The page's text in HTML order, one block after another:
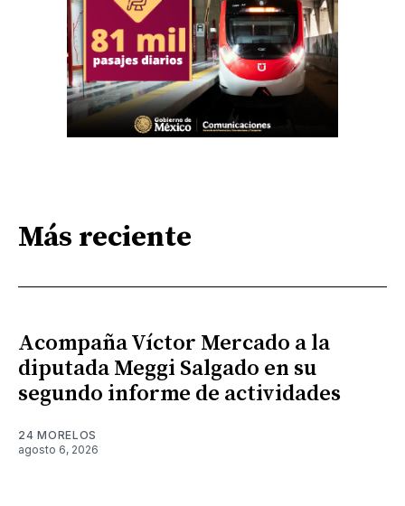
Más reciente
Acompaña Víctor Mercado a la
diputada Meggi Salgado en su
segundo informe de actividades
24 MORELOS
agosto 6, 2026